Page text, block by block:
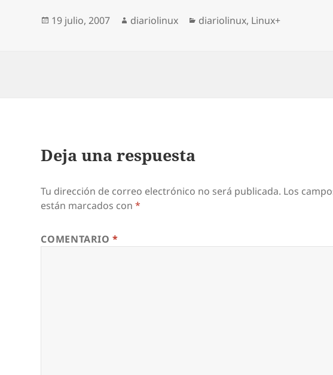
Publicado
19 julio, 2007 Autor
diariolinux Categorías
diariolinux, Linux+
Deja una respuesta
Tu dirección de correo electrónico no será publicada. Los
están marcados con*
COMENTARIO*